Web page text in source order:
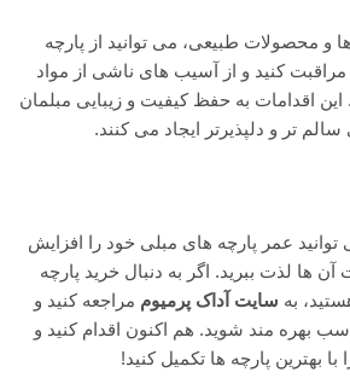
و محصولات طبیعی، می توانید از پارچه
کنید و از آسیب های ناشی از مواد
اقدامات به حفظ کیفیت و زیبایی مبلمان
تر و دلپذیرتر ایجاد می کنند.
عمر پارچه های مبلی خود را افزایش
آن ها لذت ببرید. اگر به دنبال خرید پارچه
به سایت آداک پرمیوم مراجعه کنید و
بهره مند شوید. هم اکنون اقدام کنید و
بهترین پارچه ها تکمیل کنید!